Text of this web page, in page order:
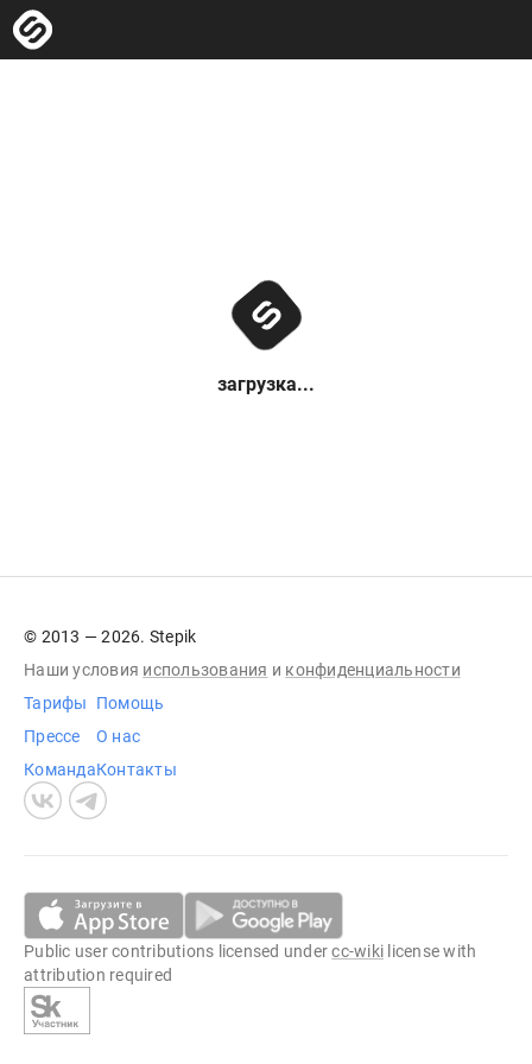
загрузка...
© 2013 — 2026. Stepik
Наши условия использования и конфиденциальности
Тарифы
Прессе
Команда
Помощь
О нас
Контакты
Public user contributions licensed undercc-wiki license with
attribution required